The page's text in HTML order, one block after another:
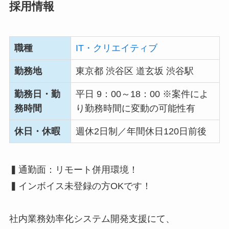
採用情報
職種 IT・クリエイティブ
勤務地 東京都 渋谷区 道玄坂 渋谷駅
勤務日・勤
務時間
平日 9：00～18：00 ※案件によ
り勤務時間に変動の可能性有
休日・休暇 週休2日制／年間休日120日前後
▍通勤面：リモート併用環境！
▍インボイス未登録の方OKです！
社内業務効率化システム開発支援にて、